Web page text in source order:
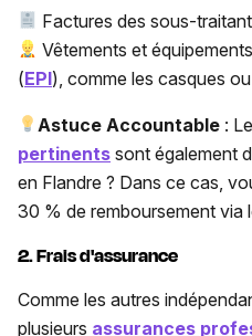
Factures des sous-
Vêtements et
(EPI), comme les casques
Astuce Accountable :
pertinents sont également
en Flandre ? Dans ce cas,
30 % de remboursement via
2. Frais d'assurance
Comme les autres
plusieurs assurances